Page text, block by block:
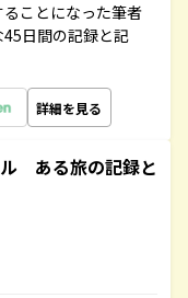
ことになった筆者
日間の記録と記
詳細を見る
ある旅の記録と